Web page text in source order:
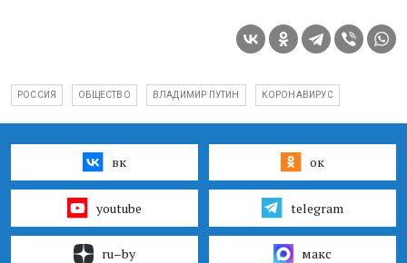
РОССИЯ ОБЩЕСТВО ВЛАДИМИР ПУТИН КОРОНАВИРУС
вк ок
youtube telegram
ru–by макс